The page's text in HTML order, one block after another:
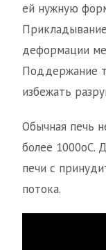
ей нужную
деформации
Поддержание
избежать
Обычная печь
более 1000оС.
печи с
потока.